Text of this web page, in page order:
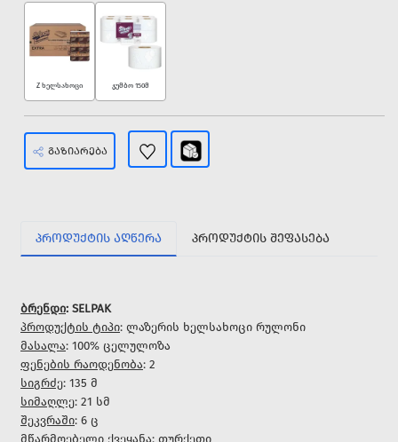
Z ხელსახოცი ჯუმბო 150მ
ᲒᲐᲖᲘᲐᲠᲔᲑᲐ
ᲞᲠᲝᲓᲣᲥᲢᲘᲡ ᲐᲦᲬᲔᲠᲐ ᲞᲠᲝᲓᲣᲥᲢᲘᲡ ᲨᲔᲤᲐᲡᲔᲑᲐ
ბრენდი: SELPAK
პროდუქტის ტიპი: ლაზერის ხელსახოცი რულონი
მასალა: 100% ცელულოზა
ფენების რაოდენობა: 2
სიგრძე: 135 მ
სიმაღლე: 21 სმ
შეკვრაში: 6 ც